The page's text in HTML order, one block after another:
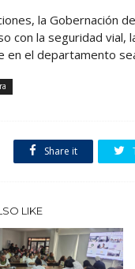
la Gobernación
con la seguridad vial,
en el departamento
Share it
LIKE